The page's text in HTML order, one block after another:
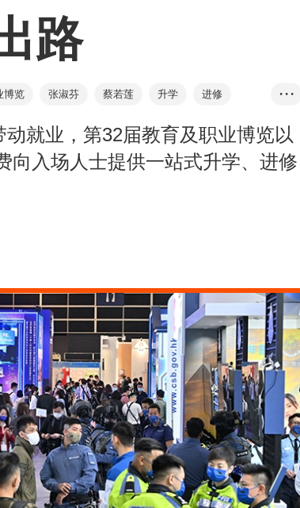
路
博览 张淑芬 蔡若莲 升学
进修
• • •
就业，第32届教育及职业博览以
向入场人士提供一站式升学、进修